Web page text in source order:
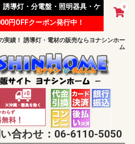
0
導灯・分電盤・照明器具・ケ
を取り扱っています。
円OFFクーポン発行中！
実績！ 誘導灯・電材の販売ならヨナシンホー
ム
合わせ：06-6110-5050